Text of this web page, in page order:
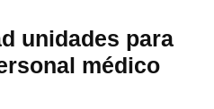
unidades para
médico